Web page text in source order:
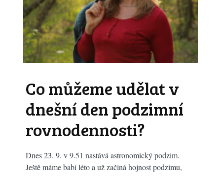
Co můžeme udělat v
dnešní den podzimní
rovnodennosti?
Dnes 23. 9. v 9.51 nastává astronomický podzim.
Ještě máme babí léto a už začíná hojnost podzimu,